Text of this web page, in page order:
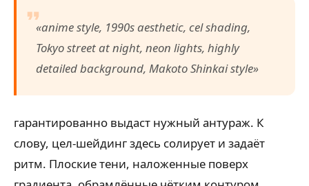
«anime style, 1990s aesthetic, cel shading,
Tokyo street at night, neon lights, highly
detailed background, Makoto Shinkai style»
гарантированно выдаст нужный антураж. К
слову, цел-шейдинг здесь солирует и задаёт
ритм. Плоские тени, наложенные поверх